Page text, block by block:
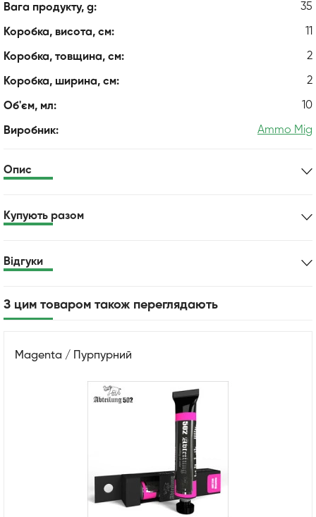
Вага продукту, g: 35
Коробка, висота, см: 11
Коробка, товщина, см: 2
Коробка, ширина, см: 2
Об'єм, мл: 10
Виробник: Ammo Mig
Опис
Купують разом
Відгуки
З цим товаром також переглядають
Magenta / Пурпурний